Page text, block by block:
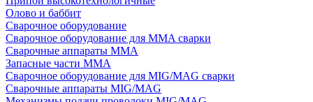
Олово и баббит
Сварочное оборудование
Сварочное оборудование для MMA сварки
Сварочные аппараты MMA
Запасные части MMA
Сварочное оборудование для MIG/MAG сварки
Сварочные аппараты MIG/MAG